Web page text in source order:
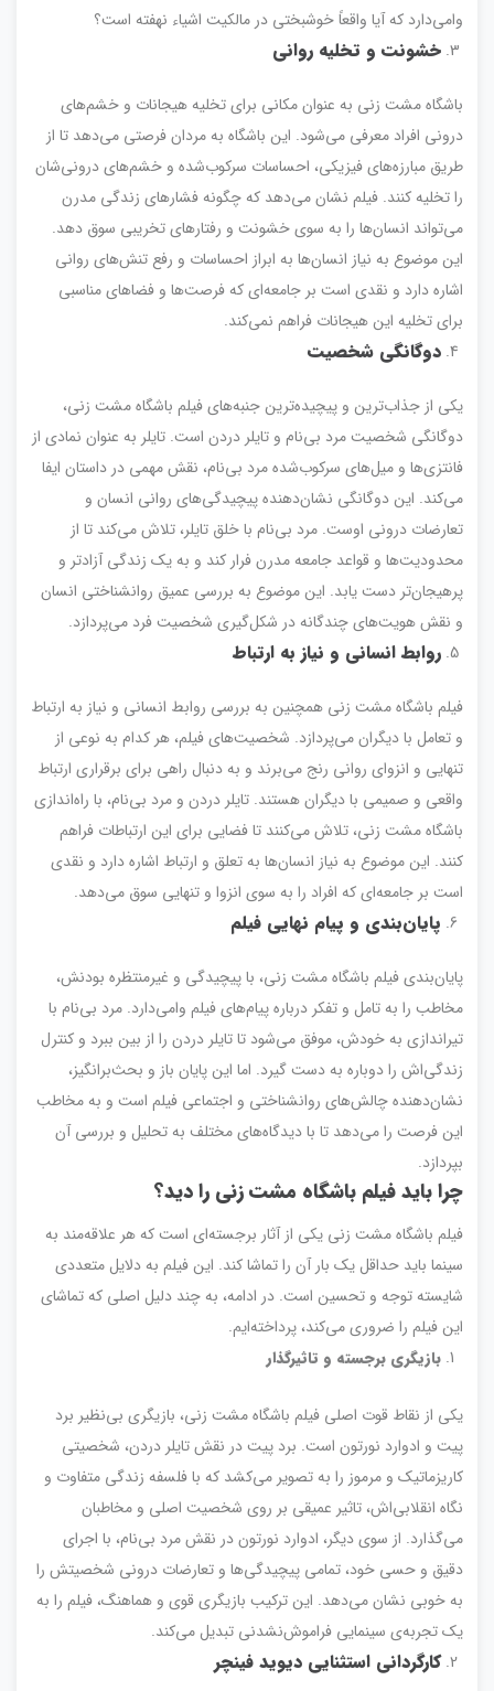
وامی‌دارد که آیا واقعاً خوشبختی در مالکیت اشیاء نهفته است؟
خشونت و تخلیه روانی
باشگاه مشت زنی به عنوان مکانی برای تخلیه هیجانات و خشم‌های
درونی افراد معرفی می‌شود. این باشگاه به مردان فرصتی می‌دهد تا از
طریق مبارزه‌های فیزیکی، احساسات سرکوب‌شده و خشم‌های درونی‌شان
را تخلیه کنند. فیلم نشان می‌دهد که چگونه فشارهای زندگی مدرن
می‌تواند انسان‌ها را به سوی خشونت و رفتارهای تخریبی سوق دهد.
این موضوع به نیاز انسان‌ها به ابراز احساسات و رفع تنش‌های روانی
اشاره دارد و نقدی است بر جامعه‌ای که فرصت‌ها و فضاهای مناسبی
برای تخلیه این هیجانات فراهم نمی‌کند.
دوگانگی شخصیت
یکی از جذاب‌ترین و پیچیده‌ترین جنبه‌های فیلم باشگاه مشت زنی،
دوگانگی شخصیت مرد بی‌نام و تایلر دردن است. تایلر به عنوان نمادی از
فانتزی‌ها و میل‌های سرکوب‌شده مرد بی‌نام، نقش مهمی در داستان ایفا
می‌کند. این دوگانگی نشان‌دهنده پیچیدگی‌های روانی انسان و
تعارضات درونی اوست. مرد بی‌نام با خلق تایلر، تلاش می‌کند تا از
محدودیت‌ها و قواعد جامعه مدرن فرار کند و به یک زندگی آزادتر و
پرهیجان‌تر دست یابد. این موضوع به بررسی عمیق روانشناختی انسان
و نقش هویت‌های چندگانه در شکل‌گیری شخصیت فرد می‌پردازد.
روابط انسانی و نیاز به ارتباط
فیلم باشگاه مشت زنی همچنین به بررسی روابط انسانی و نیاز به ارتباط
و تعامل با دیگران می‌پردازد. شخصیت‌های فیلم، هر کدام به نوعی از
تنهایی و انزوای روانی رنج می‌برند و به دنبال راهی برای برقراری ارتباط
واقعی و صمیمی با دیگران هستند. تایلر دردن و مرد بی‌نام، با راه‌اندازی
باشگاه مشت زنی، تلاش می‌کنند تا فضایی برای این ارتباطات فراهم
کنند. این موضوع به نیاز انسان‌ها به تعلق و ارتباط اشاره دارد و نقدی
است بر جامعه‌ای که افراد را به سوی انزوا و تنهایی سوق می‌دهد.
پایان‌بندی و پیام نهایی فیلم
پایان‌بندی فیلم باشگاه مشت زنی، با پیچیدگی و غیرمنتظره بودنش،
مخاطب را به تامل و تفکر درباره پیام‌های فیلم وامی‌دارد. مرد بی‌نام با
تیراندازی به خودش، موفق می‌شود تا تایلر دردن را از بین ببرد و کنترل
زندگی‌اش را دوباره به دست گیرد. اما این پایان باز و بحث‌برانگیز،
نشان‌دهنده چالش‌های روانشناختی و اجتماعی فیلم است و به مخاطب
این فرصت را می‌دهد تا با دیدگاه‌های مختلف به تحلیل و بررسی آن
بپردازد.
چرا باید فیلم باشگاه مشت زنی را دید؟
فیلم باشگاه مشت زنی یکی از آثار برجسته‌ای است که هر علاقه‌مند به
سینما باید حداقل یک بار آن را تماشا کند. این فیلم به دلایل متعددی
شایسته توجه و تحسین است. در ادامه، به چند دلیل اصلی که تماشای
این فیلم را ضروری می‌کند، پرداخته‌ایم.
بازیگری برجسته و تاثیرگذار
یکی از نقاط قوت اصلی فیلم باشگاه مشت زنی، بازیگری بی‌نظیر برد
پیت و ادوارد نورتون است. برد پیت در نقش تایلر دردن، شخصیتی
کاریزماتیک و مرموز را به تصویر می‌کشد که با فلسفه زندگی متفاوت و
نگاه انقلابی‌اش، تاثیر عمیقی بر روی شخصیت اصلی و مخاطبان
می‌گذارد. از سوی دیگر، ادوارد نورتون در نقش مرد بی‌نام، با اجرای
دقیق و حسی خود، تمامی پیچیدگی‌ها و تعارضات درونی شخصیتش را
به خوبی نشان می‌دهد. این ترکیب بازیگری قوی و هماهنگ، فیلم را به
یک تجربه‌ی سینمایی فراموش‌نشدنی تبدیل می‌کند.
کارگردانی استثنایی دیوید فینچر